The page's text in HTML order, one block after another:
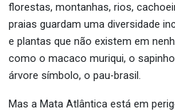
florestas, montanhas, rios,
praias guardam uma diversidade
e plantas que não existem em
como o macaco muriqui, o
árvore símbolo, o pau-brasil.
Mas a Mata Atlântica está em